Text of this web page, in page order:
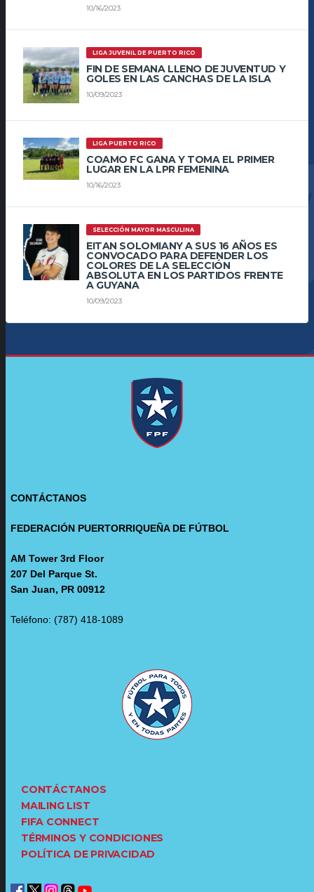
10/16/2023
LIGA JUVENIL DE PUERTO RICO
FIN DE SEMANA LLENO DE JUVENTUD Y
GOLES EN LAS CANCHAS DE LA ISLA
10/09/2023
LIGA PUERTO RICO
COAMO FC GANA Y TOMA EL PRIMER
LUGAR EN LA LPR FEMENINA
10/16/2023
SELECCIÓN MAYOR MASCULINA
EITAN SOLOMIANY A SUS 16 AÑOS ES
CONVOCADO PARA DEFENDER LOS
COLORES DE LA SELECCIÓN
ABSOLUTA EN LOS PARTIDOS FRENTE
A GUYANA
10/09/2023
CONTÁCTANOS
FEDERACIÓN PUERTORRIQUEÑA DE FÚTBOL
AM Tower 3rd Floor
207 Del Parque St.
San Juan, PR 00912
Teléfono: (787) 418-1089
CONTÁCTANOS
MAILING LIST
FIFA CONNECT
TÉRMINOS Y CONDICIONES
POLÍTICA DE PRIVACIDAD